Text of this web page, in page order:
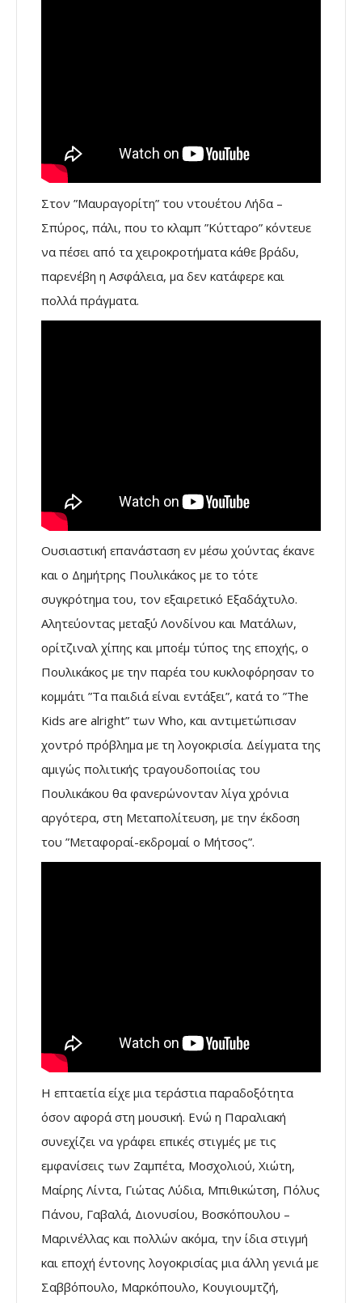
Στον ”Μαυραγορίτη” του ντουέτου Λήδα –
Σπύρος, πάλι, που το κλαμπ ”Κύτταρο” κόντευε
να πέσει από τα χειροκροτήματα κάθε βράδυ,
παρενέβη η Ασφάλεια, μα δεν κατάφερε και
πολλά πράγματα.
Ουσιαστική επανάσταση εν μέσω χούντας έκανε
και ο Δημήτρης Πουλικάκος με το τότε
συγκρότημα του, τον εξαιρετικό Εξαδάχτυλο.
Αλητεύοντας μεταξύ Λονδίνου και Ματάλων,
ορίτζιναλ χίπης και μποέμ τύπος της εποχής, ο
Πουλικάκος με την παρέα του κυκλοφόρησαν το
κομμάτι ”Τα παιδιά είναι εντάξει”, κατά το ”The
Kids are alright” των Who, και αντιμετώπισαν
χοντρό πρόβλημα με τη λογοκρισία. Δείγματα της
αμιγώς πολιτικής τραγουδοποιίας του
Πουλικάκου θα φανερώνονταν λίγα χρόνια
αργότερα, στη Μεταπολίτευση, με την έκδοση
του ”Μεταφοραί-εκδρομαί ο Μήτσος”.
Η επταετία είχε μια τεράστια παραδοξότητα
όσον αφορά στη μουσική. Ενώ η Παραλιακή
συνεχίζει να γράφει επικές στιγμές με τις
εμφανίσεις των Ζαμπέτα, Μοσχολιού, Χιώτη,
Μαίρης Λίντα, Γιώτας Λύδια, Μπιθικώτση, Πόλυς
Πάνου, Γαβαλά, Διονυσίου, Βοσκόπουλου –
Μαρινέλλας και πολλών ακόμα, την ίδια στιγμή
και εποχή έντονης λογοκρισίας μια άλλη γενιά με
Σαββόπουλο, Μαρκόπουλο, Κουγιουμτζή,